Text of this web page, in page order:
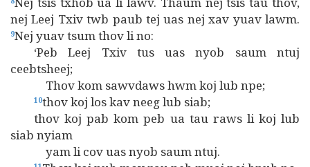
nej Leej Txiv twb paub tej uas nej xav yuav lawm.
9Nej yuav tsum thov li no:
‘Peb Leej Txiv tus uas nyob saum ntuj
ceebtsheej;
Thov kom sawvdaws hwm koj lub npe;
10thov koj los kav neeg lub siab;
thov koj pab kom peb ua tau raws li koj lub
siab nyiam
yam li cov uas nyob saum ntuj.